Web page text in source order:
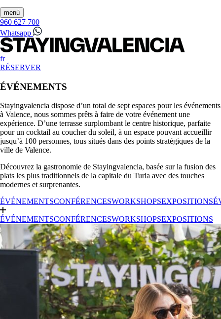
menú
960 627 700
Whatsapp
fr
RÉSERVER
ÉVÉNEMENTS
Stayingvalencia dispose d’un total de sept espaces pour les événements
à Valence, nous sommes prêts à faire de votre événement une
expérience. D’une terrasse surplombant le centre historique, parfaite
pour un cocktail au coucher du soleil, à un espace pouvant accueillir
jusqu’à 100 personnes, tous situés dans des points stratégiques de la
ville de Valence.
Découvrez la gastronomie de Stayingvalencia, basée sur la fusion des
plats les plus traditionnels de la capitale du Turia avec des touches
modernes et surprenantes.
ÉVÉNEMENTSCONFÉRENCESWORKSHOPSEXPOSITIONS
ÉVÉNEMENTSCONFÉRENCESWORKSHOPSEXPOSITIONS